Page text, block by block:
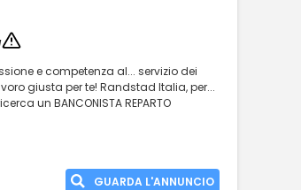
e competenza al... servizio dei
giusta per te! Randstad Italia, per...
un BANCONISTA REPARTO
GUARDA L'ANNUNCIO